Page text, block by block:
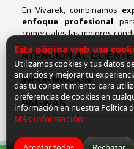
En Vivarek, combinamos
enfoque profesional
comerciales las mejores
ATENCIÓN AL CLIENTE
INFORMACION
PAGINAS
Esta página web usa
Utilizamos cookies y tus datos
anuncios y mejorar tu
das tu consentimiento para
preferencias de cookies en
información en nuestra Política
Más información